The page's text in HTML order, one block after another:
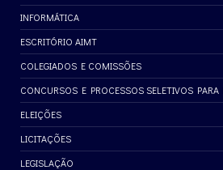
INFORMÁTICA
ESCRITÓRIO AIMT
COLEGIADOS E COMISSÕES
CONCURSOS E PROCESSOS SELETIVOS PARA
ELEIÇÕES
LICITAÇÕES
LEGISLAÇÃO